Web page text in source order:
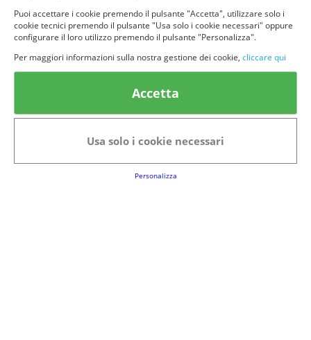
Categorie in evidenza
Alimenti e bevande
Senior
Puoi accettare i cookie premendo il pulsante "Accetta", utilizzare solo i
cookie tecnici premendo il pulsante "Usa solo i cookie necessari" oppure
configurare il loro utilizzo premendo il pulsante "Personalizza".
Per maggiori informazioni sulla nostra gestione dei cookie, cliccare qui
Accetta
Usa solo i cookie necessari
Personalizza